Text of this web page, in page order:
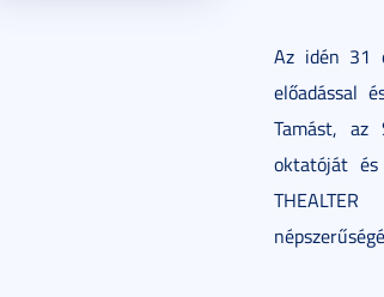
Az idén 31
előadással
Tamást, az
oktatóját